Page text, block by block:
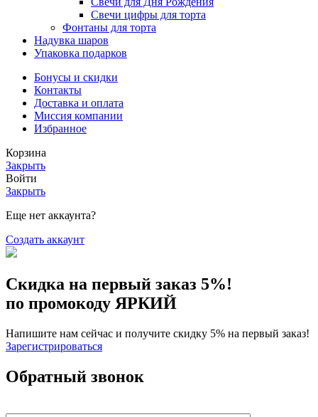
Свечи цифры для торта
Фонтаны для торта
Надувка шаров
Упаковка подарков
Бонусы и скидки
Контакты
Доставка и оплата
Миссия компании
Избранное
Корзина
Закрыть
Войти
Закрыть
Еще нет аккаунта?
Создать аккаунт
Скидка на первый заказ 5%!
по промокоду ЯРКИЙ
Напишите нам сейчас и получите скидку 5% на первый заказ!
Зарегистрироваться
Обратный звонок